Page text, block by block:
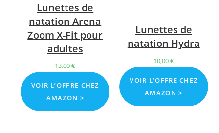
Lunettes de
natation Arena
Zoom X-Fit pour
adultes
13,00€
VOIR L’OFFRE CHEZ
AMAZON >
Lunettes de
natation Hydra
10,00€
VOIR L’OFFRE CHEZ
AMAZON >